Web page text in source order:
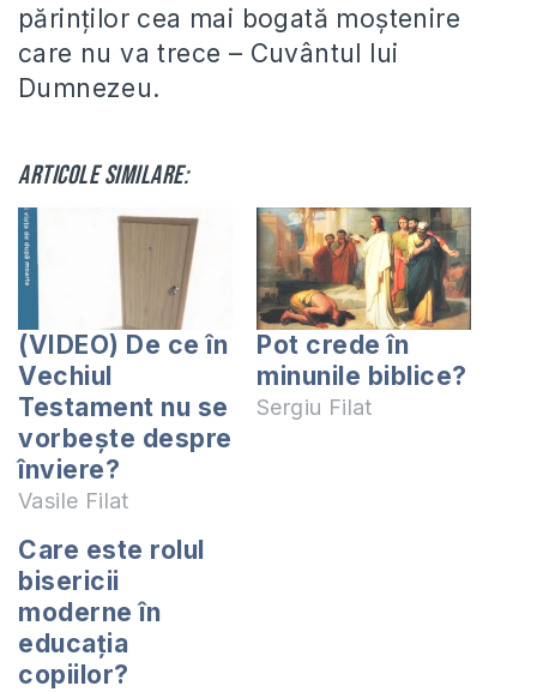
părinților cea mai bogată moștenire
care nu va trece – Cuvântul lui
Dumnezeu.
Articole similare:
(VIDEO) De ce în
Vechiul
Testament nu se
vorbește despre
înviere?
Vasile Filat
Pot crede în
minunile biblice?
Sergiu Filat
Care este rolul
bisericii
moderne în
educația
copiilor?